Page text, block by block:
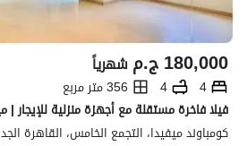
ج.م180,000 شهرياً
4
4
356 متر مربع
فيلا فاخرة مستقلة مع أجهزة منزلية للإيجار |
كومباوند ميفيدا، التجمع الخامس، القاهرة